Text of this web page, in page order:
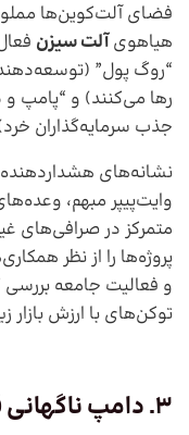
فضای آلت‌کوین‌ها مملو
هیاهویآلت سیزن
“روگ پول”
رها می‌کنند) و “پامپ
جذب سرمایه‌گذاران
نشانه‌های
وایت‌پیپر مبهم،
متمرکز در صرافی‌های
پروژه‌ها را از نظر
توکن‌های با ارزش بازار زیر ۱۰۰ میلیون دلار اختصاص
3. دامپ ناگهانی قیمت